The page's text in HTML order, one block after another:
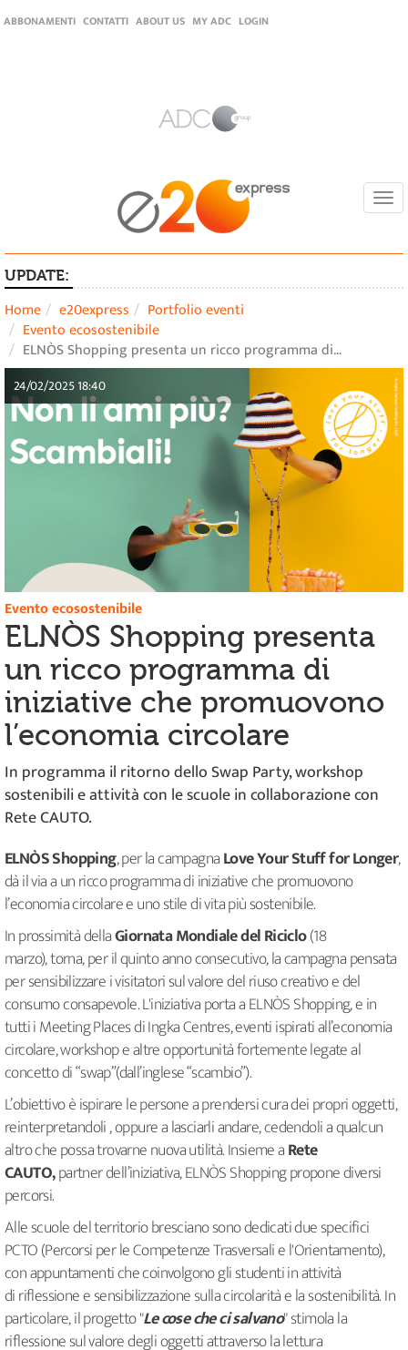
ABBONAMENTI CONTATTI ABOUT US MY ADC LOGIN
UPDATE:
Home e20express
Portfolio eventi
Evento ecosostenibile
ELNÒS Shopping presenta un ricco programma di…
24/02/2025 18:40
Evento ecosostenibile
ELNÒS Shopping presenta
un ricco programma di
iniziative che promuovono
l’economia circolare
In programma il ritorno dello Swap Party, workshop
sostenibili e attività con le scuole in collaborazione con
Rete CAUTO.
ELNÒS Shopping, per la campagnaLove Your Stuff for Longer,
dà il via a un ricco programma di iniziative che promuovono
l’economia circolare e uno stile di vita più sostenibile.
In prossimità dellaGiornata Mondiale del Riciclo(18
marzo), torna, per il quinto anno consecutivo, la campagna pensata
per sensibilizzare i visitatori sul valore del riuso creativo e del
consumo consapevole. L'iniziativa porta a ELNÒS Shopping, e in
tutti i Meeting Places di Ingka Centres, eventi ispirati all’economia
circolare, workshop e altre opportunità fortemente legate al
concetto di “swap”(dall’inglese “scambio”).
L’obiettivo è ispirare le persone a prendersi cura dei propri oggetti,
reinterpretandoli , oppure a lasciarli andare, cedendoli a qualcun
altro che possa trovarne nuova utilità. Insieme aRete
CAUTO,partner dell’iniziativa, ELNÒS Shopping propone diversi
percorsi.
Alle scuole del territorio bresciano sono dedicati due specifici
PCTO (Percorsi per le Competenze Trasversali e l'Orientamento),
con appuntamenti che coinvolgono gli studenti in attività
di riflessione e sensibilizzazione sulla circolarità e la sostenibilità. In
particolare, il progetto "Le cose che ci salvano" stimola la
riflessione sul valore degli oggetti attraverso la lettura